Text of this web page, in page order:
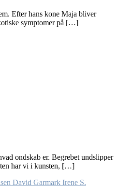
Efter hans kone Maja bliver
symptomer på […]
ondskab er. Begrebet undslipper
har vi i kunsten, […]
David Garmark Irene S.